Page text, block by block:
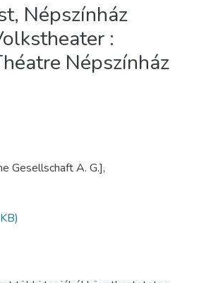
Népszínház
:
Népszínház
Gesellschaft A. G.],